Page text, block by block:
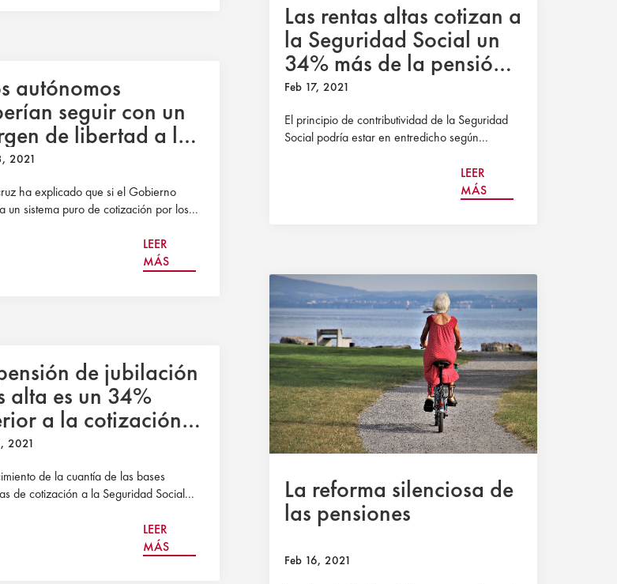
autónomos
seguir con un
de libertad a la
de fijar su
2021
ha explicado que si el Gobierno
un sistema puro de cotización por los...
LEER
MÁS
de jubilación
alta es un 34%
a la cotización
2021
de la cuantía de las bases
de cotización a la Seguridad Social...
LEER
MÁS
Las rentas altas cotizan a
la Seguridad Social un
34% más de la pensión
que perciben
Feb 17, 2021
El principio de contributividad de la Seguridad
Social podría estar en entredicho según...
LEER
MÁS
La reforma silenciosa de
las pensiones
Feb 16, 2021